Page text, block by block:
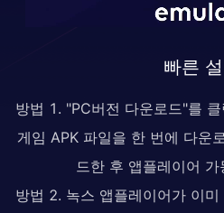
빠른
방법 1. "PC버전 다운로드"를
게임 APK 파일을 한 번에 다운
드한 후 앱플레이어
방법 2. 녹스 앱플레이어가 이